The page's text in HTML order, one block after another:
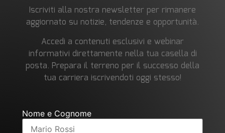
Iscriviti alla nostra newsletter per rimanere
aggiornato su notizie, tendenze e opportunità.
Accedi a contenuti esclusivi e webinar
informativi direttamente nella tua casella di
posta. Prepara il terreno per il successo della
tua carriera iscrivendoti oggi stesso!
Nome e Cognome